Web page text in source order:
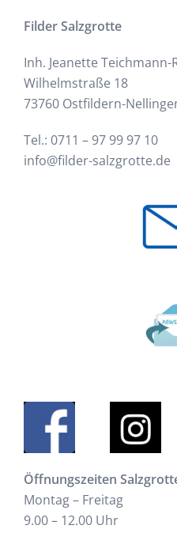
Filder Salzgrotte
Inh. Jeanette Teichmann-
Wilhelmstraße 18
73760 Ostfildern-
Tel.: 0711 – 97 99 97 10
info@filder-salzgrotte.de
Öffnungszeiten
Montag – Freitag
9.00 – 12.00 Uhr